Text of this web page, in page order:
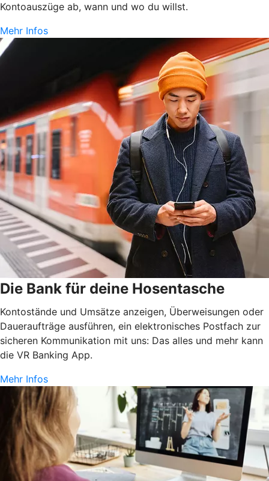
Kontoauszüge ab, wann und wo du willst.
Mehr Infos
Die Bank für deine Hosentasche
Kontostände und Umsätze anzeigen, Überweisungen oder
Daueraufträge ausführen, ein elektronisches Postfach zur
sicheren Kommunikation mit uns: Das alles und mehr kann
die VR Banking App.
Mehr Infos